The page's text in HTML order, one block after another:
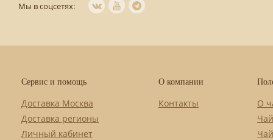
Мы в соцсетях:
Сервис и помощь
Доставка Москва
Доставка регионы
Личный кабинет
О компании
Контакты
О